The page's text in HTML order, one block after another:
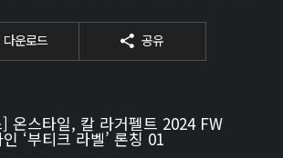
다운로드 공유
온스타일, 칼 라거펠트 2024 FW
‘부티크 라벨’ 론칭 01